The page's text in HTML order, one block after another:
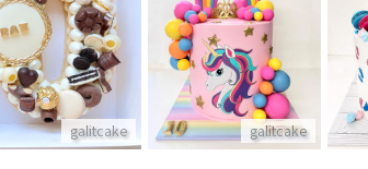
galitcake
galitcake